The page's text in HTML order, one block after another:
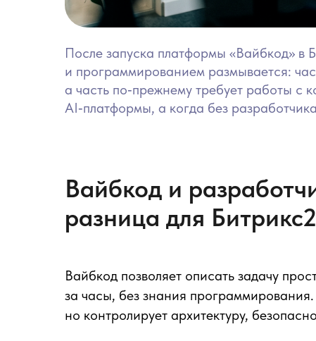
После запуска платформы «Вайбкод» в
и программированием размывается:
а часть по‑прежнему требует работы с
AI‑платформы, а когда без
Вайбкод и
разница для
Вайбкод позволяет описать задачу
за часы, без знания
но контролирует архитектуру,